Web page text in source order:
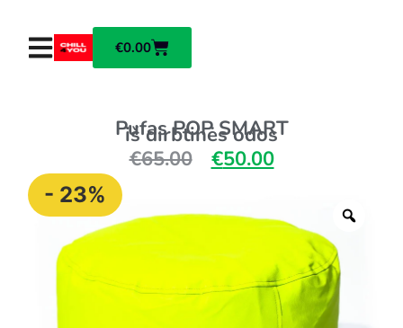
€0.00
Pufas POP SMART
iš dirbtinės odos
€65.00 €50.00
- 23%